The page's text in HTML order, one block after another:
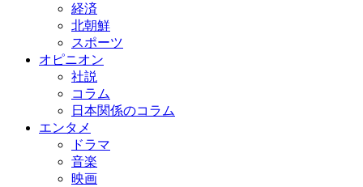
経済
北朝鮮
スポーツ
オピニオン
社説
コラム
日本関係のコラム
エンタメ
ドラマ
音楽
映画